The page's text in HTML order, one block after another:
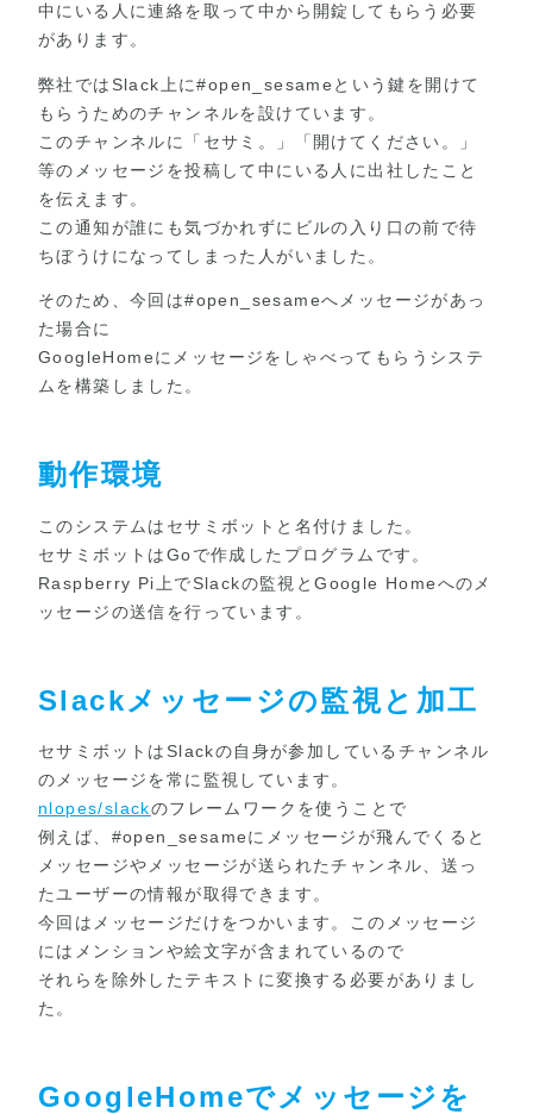
中にいる人に連絡を取って中から開錠してもらう必要
があります。
弊社ではSlack上に#open_sesameという鍵を開けて
もらうためのチャンネルを設けています。
このチャンネルに「セサミ。」「開けてください。」
等のメッセージを投稿して中にいる人に出社したこと
を伝えます。
この通知が誰にも気づかれずにビルの入り口の前で待
ちぼうけになってしまった人がいました。
そのため、今回は#open_sesameへメッセージがあっ
た場合に
GoogleHomeにメッセージをしゃべってもらうシステ
ムを構築しました。
動作環境
このシステムはセサミボットと名付けました。
セサミボットはGoで作成したプログラムです。
Raspberry Pi上でSlackの監視とGoogle Homeへのメ
ッセージの送信を行っています。
Slackメッセージの監視と加工
セサミボットはSlackの自身が参加しているチャンネル
のメッセージを常に監視しています。
nlopes/slackのフレームワークを使うことで
例えば、#open_sesameにメッセージが飛んでくると
メッセージやメッセージが送られたチャンネル、送っ
たユーザーの情報が取得できます。
今回はメッセージだけをつかいます。このメッセージ
にはメンションや絵文字が含まれているので
それらを除外したテキストに変換する必要がありまし
た。
GoogleHomeでメッセージを